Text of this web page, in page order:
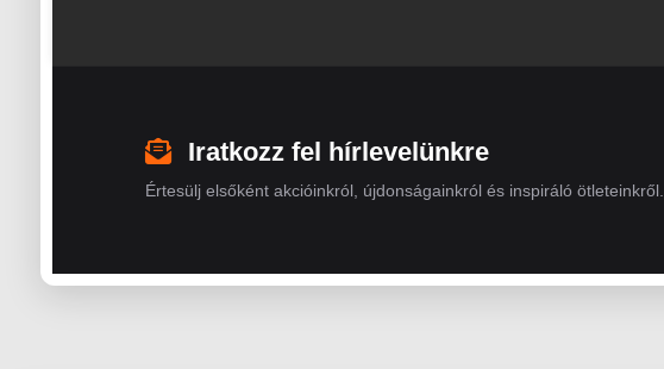
Iratkozz fel hírlevelünkre
Értesülj elsőként akcióinkról, újdonságainkról és inspiráló ötleteinkről.